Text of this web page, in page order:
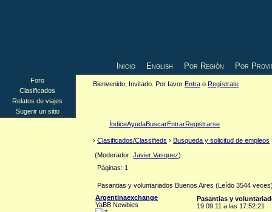
Inicio English Por Región Por
Foro
Clasificados
Relatos de viajes
Sugerir un sitio
Bienvenido, Invitado. Por favor Entra o Regístrate
ÍndiceAyudaBuscarEntrarRegistrarse
› Clasificados/Classifieds › Busqueda y solicitud de empleos
(Moderador:Javier Vasquez)
Páginas: 1
Pasantias y voluntariados Buenos Aires (Leído 3544
Argentinaexchange
YaBB Newbies
Pasantias y
19.09.11 a las 17:52:21